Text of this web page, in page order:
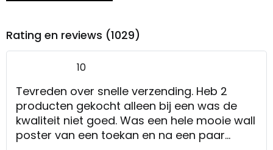
Rating en reviews (1029)
10
Tevreden over snelle verzending. Heb 2
producten gekocht alleen bij een was de
kwaliteit niet goed. Was een hele mooie wall
poster van een toekan en na een paar